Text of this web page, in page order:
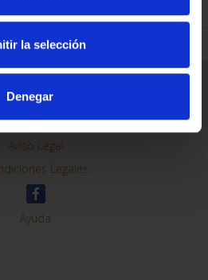
la selección
Denegar
Contacto
Frequentes (FAQs)
Aviso Legal
Legales
Ayuda